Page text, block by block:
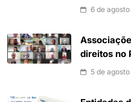
6 de
direitos no
5 de